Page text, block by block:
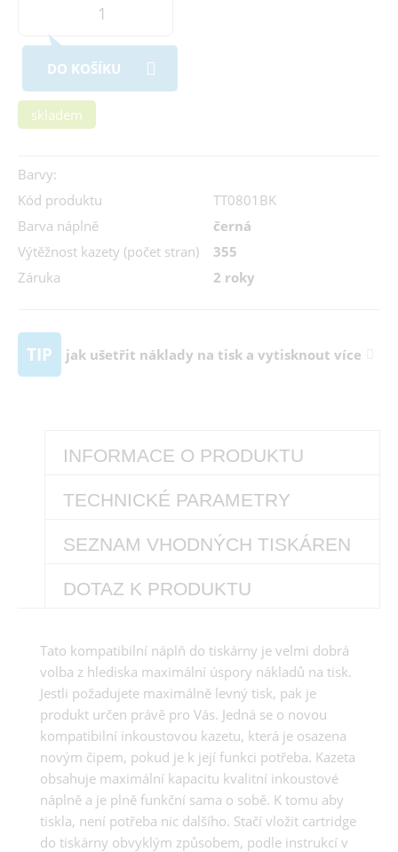
DO KOŠÍKU
skladem
Barvy:
Kód produktu
TT0801BK
Barva náplně
černá
Výtěžnost kazety (počet stran)
355
Záruka
2 roky
TIP jak ušetřit náklady na tisk a vytisknout více
INFORMACE O PRODUKTU
TECHNICKÉ PARAMETRY
SEZNAM VHODNÝCH TISKÁREN
DOTAZ K PRODUKTU
Tato kompatibilní náplň do tiskárny je velmi dobrá
volba z hlediska maximální úspory nákladů na tisk.
Jestli požadujete maximálně levný tisk, pak je
produkt určen právě pro Vás. Jedná se o novou
kompatibilní inkoustovou kazetu, která je osazena
novým čipem, pokud je k její funkci potřeba. Kazeta
obsahuje maximální kapacitu kvalitní inkoustové
náplně a je plně funkční sama o sobě. K tomu aby
tiskla, není potřeba nic dalšího. Stačí vložit cartridge
do tiskárny obvyklým způsobem, podle instrukcí v